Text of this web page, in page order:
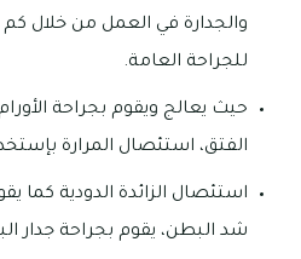
والجدارة في العمل من خلال
للجراحة العامة.
حيث يعالج ويقوم بجراحة
الفتق، استئصال المرارة
استئصال الزائدة الدودية كما
شد البطن، يقوم بجراحة جدار